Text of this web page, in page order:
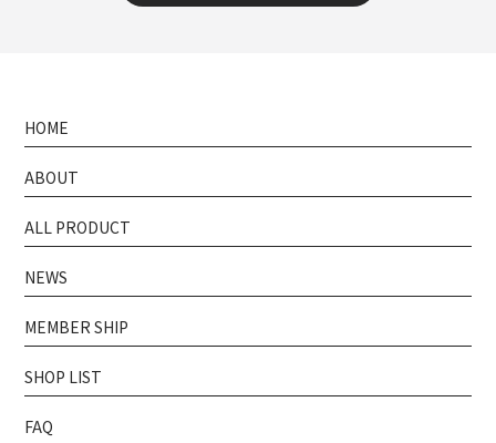
HOME
ABOUT
ALL PRODUCT
NEWS
MEMBER SHIP
SHOP LIST
FAQ